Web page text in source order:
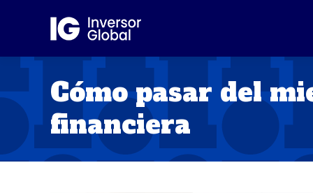
Cómo pasar del
financiera